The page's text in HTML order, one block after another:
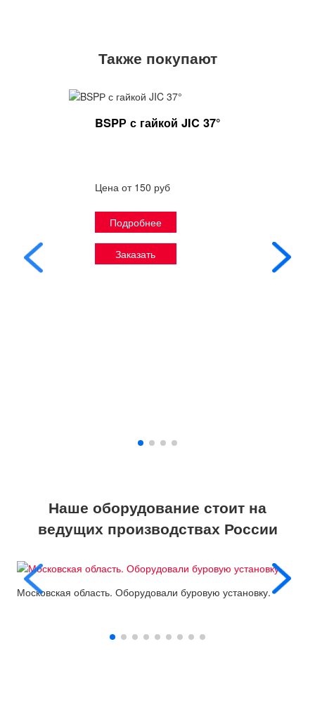
Также покупают
BSPР с гайкой JIC 37°
Цена от 150 руб
Подробнее
Заказать
Наше оборудование стоит на
ведущих производствах России
Московская область. Оборудовали буровую установку.